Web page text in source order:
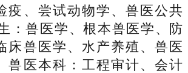
疫、尝试动物学、兽医公共
：兽医学、根本兽医学、防
床兽医学、水产养殖、兽医
兽医本科：工程审计、会计